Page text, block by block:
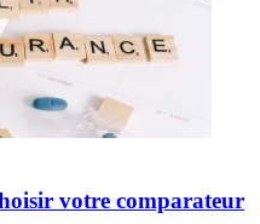
votre comparateur